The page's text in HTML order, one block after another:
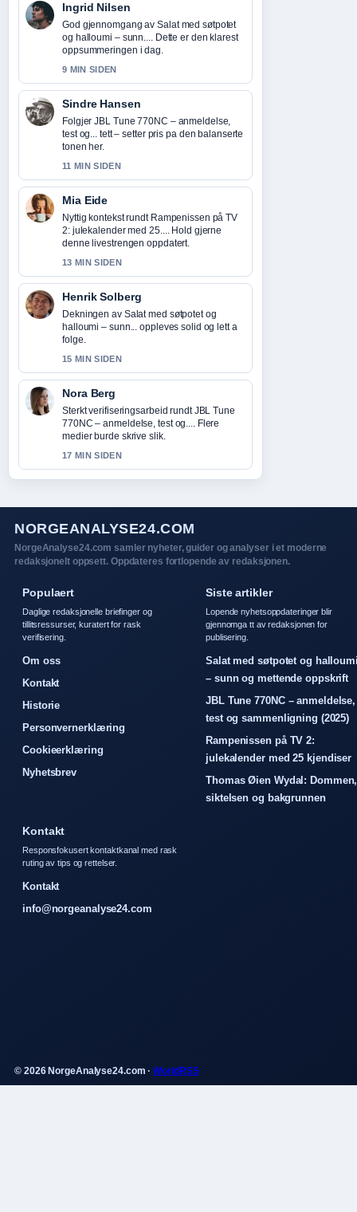
Ingrid Nilsen
God gjennomgang av Salat med søtpotet
og halloumi – sunn.... Dette er den klarest
oppsummeringen i dag.
9 MIN SIDEN
Sindre Hansen
Folgjer JBL Tune 770NC – anmeldelse,
test og... tett – setter pris pa den balanserte
tonen her.
11 MIN SIDEN
Mia Eide
Nyttig kontekst rundt Rampenissen på TV
2: julekalender med 25.... Hold gjerne
denne livestrengen oppdatert.
13 MIN SIDEN
Henrik Solberg
Dekningen av Salat med søtpotet og
halloumi – sunn... oppleves solid og lett a
folge.
15 MIN SIDEN
Nora Berg
Sterkt verifiseringsarbeid rundt JBL Tune
770NC – anmeldelse, test og.... Flere
medier burde skrive slik.
17 MIN SIDEN
NORGEANALYSE24.COM
NorgeAnalyse24.com samler nyheter, guider og analyser i et moderne
redaksjonelt oppsett. Oppdateres fortlopende av redaksjonen.
Populaert
Daglige redaksjonelle briefinger og
tillitsressurser, kuratert for rask
verifisering.
Om oss
Kontakt
Historie
Personvernerklæring
Cookieerklæring
Nyhetsbrev
Siste artikler
Lopende nyhetsoppdateringer blir
gjennomga tt av redaksjonen for
publisering.
Salat med søtpotet og
– sunn og mettende oppskrift
JBL Tune 770NC – anmeldelse,
test og sammenligning (2025)
Rampenissen på TV 2:
julekalender med 25 kjendiser
Thomas Øien Wydal: Dommen,
siktelsen og bakgrunnen
Kontakt
Responsfokusert kontaktkanal med rask
ruting av tips og rettelser.
Kontakt
info@norgeanalyse24.com
© 2026 NorgeAnalyse24.com ·WorldRSS